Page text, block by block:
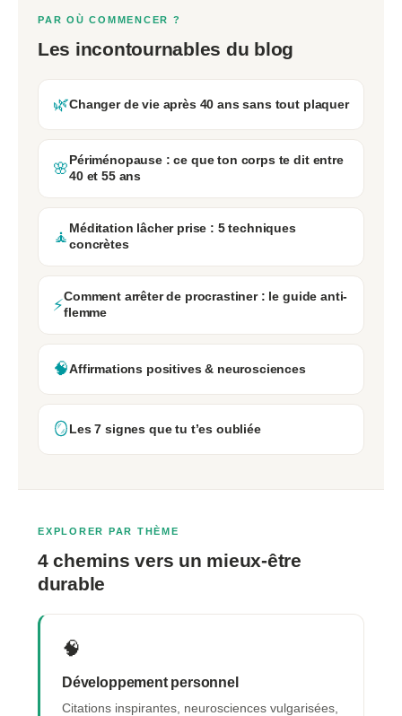
PAR OÙ COMMENCER ?
Les incontournables du blog
🌿Changer de vie après 40 ans sans tout plaquer
🌸 Périménopause : ce que ton corps te dit entre
40 et 55 ans
🧘 Méditation lâcher prise : 5 techniques
concrètes
⚡Comment arrêter de procrastiner : le guide anti-
flemme
🧠Affirmations positives & neurosciences
🪞 Les 7 signes que tu t’es oubliée
EXPLORER PAR THÈME
4 chemins vers un mieux-être
durable
🧠
Développement personnel
Citations inspirantes, neurosciences vulgarisées,